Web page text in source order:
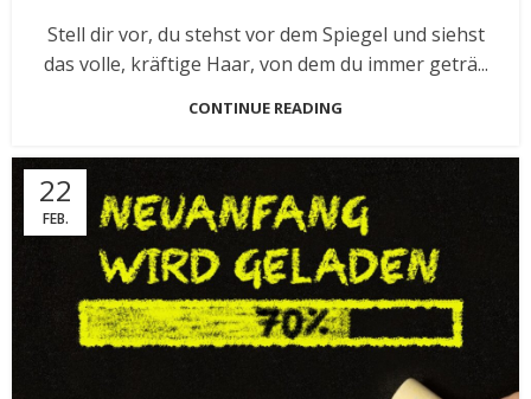
Stell dir vor, du stehst vor dem Spiegel und siehst
das volle, kräftige Haar, von dem du immer geträ...
CONTINUE READING
22
FEB.